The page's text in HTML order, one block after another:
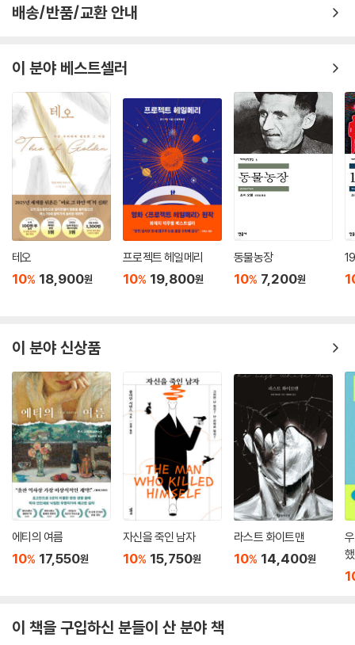
들은 과학과 미신, 이성과 공포가 교차하는 치열한 대결 속에서 악의 화신
을 한발 앞서 따돌리며 미나에게까지 마수를 뻗친다. 과연 인간들은 이 고
대의 악을 물리치고 희생된 영혼들을 구해 낼 수 있을 것인가?
무의식, 성욕, 전염병, 적그리스도―빅토리아 시대의 불안이 응축된 괴물
『드라큘라』를 단순한 공포 소설로 읽는 것은 이 작품의 깊이를 절반도 알
지 못하는 것이다. 스토커는 빅토리아 시대 영국이 억압하고 봉인하려 했
던 모든 불안을 이 작품 안에 압축했다. 빅토리아 시대는 어느 때보다 보수
적 가치관이 지배하면서도 동시에 여성 참정권과 재산권 확대, ‘신여성’ 출
현 등 근본적인 변혁의 요구가 거세지던 시기였다. 드라큘라의 흡혈은 성
행위의 은유이자, 1860년대부터 세 차례에 걸쳐 성병 검사 법안이 통과될
만큼 당대를 공포에 떨게 했던 성병의 전파를 상징하기도 한다. 초대한 자
는 전승의 논리는 전염병이 퍼져 나가는 과정과 일치한다. 나아가 드라큘
라는 예수가 최후의 만찬에서 피를 나누어 준 것과 정반대로 타인의 피를
빨아 영생을 이어가는 적그리스도로, 기독교적 세계관에 존재하는 가장 깊
은 공포를 형상화한 것이다.
루시와 미나라는 두 여성 인물을 통해 스토커는 빅토리아 시대의 모순을
더욱 선명하게 드러낸다. 성적으로 개방적이고 복수의 남성에게 매력을 느
끼는 루시는 드라큘라의 희생양이 되어 파멸하는 반면, 남편에게 헌신하며
탁월한 논리적 능력으로 일행의 승리에 결정적으로 기여하는 미나는 구원
받는다. 스토커는 이 두 여성의 운명을 통해 신여성의 출현에 대한 불안과
처벌, 그리고 이상적 여성상을 둘러싼 근대적 통제의 구조를 날카롭게 그
『드라큘라』는 형식 또한 내용만큼이나 혁신적이다. 조너선 하커의 일기에
배송/반품/교환 안내
이 분야 베스트셀러
테오
10% 18,900원
프로젝트 헤일메리
10% 19,800원
동물농장
10% 7,200원
이 분야 신상품
에티의 여름
10% 17,550원
자신을 죽인 남자
10% 15,750원
라스트 화이트맨
10% 14,400원
이 책을 구입하신 분들이 산 분야 책